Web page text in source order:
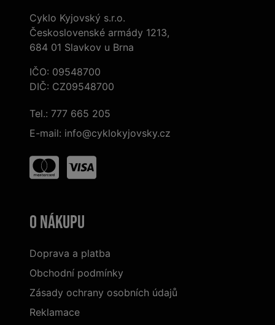
Cyklo Kyjovský s.r.o.
Československé armády 1213,
684 01 Slavkov u Brna
IČO: 09548700
DIČ: CZ09548700
Tel.: 777 665 205
E-mail: info@cyklokyjovsky.cz
O nákupu
Doprava a platba
Obchodní podmínky
Zásady ochrany osobních údajů
Reklamace